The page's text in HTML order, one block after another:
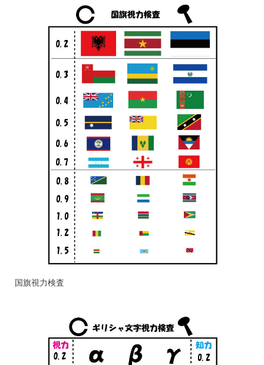
国旗視力検査